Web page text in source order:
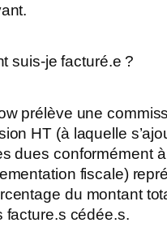
suis-je facturé.e ?
prélève une
HT (à laquelle
dues conformément
fiscale)
du montant
facture.s cédée.s.